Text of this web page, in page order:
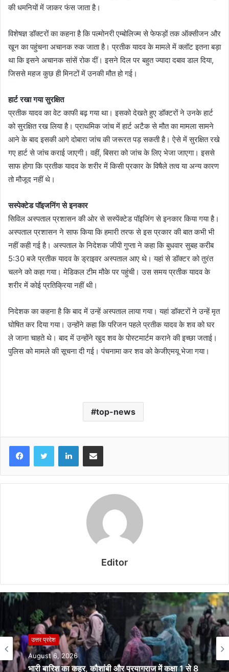
की धमनियों में जाकर फंस जाता है।
विशेषज्ञ डॉक्टरों का कहना है कि पल्मोनरी एम्बोलिज्म से फेफड़ों तक ऑक्सीजन और
खून का पहुंचना अचानक रुक जाता है। प्रतीक यादव के मामले में क्लॉट इतना बड़ा
था कि इसने अचानक सांसें रोक दीं। इसने दिल पर बहुत ज्यादा दबाव डाल दिया,
जिससे महज कुछ ही मिनटों में उनकी मौत हो गई।
हार्ट रखा गया सुरक्षित
प्रतीक यादव का वेट काफी बढ़ गया था। इसको देखते हुए डॉक्टरों ने उनके हार्ट
को सुरक्षित रख लिया है। प्राथमिक जांच में हार्ट अटैक से मौत का मामला सामने
आने के बाद इसकी आगे दोबारा जांच की जरूरत पड़ सकती है। ऐसे में सुरक्षित रखे
गए हार्ट से जांच कराई जाएगी। वहीं, बिसरा को जांच के लिए भेजा जाएगा। इससे
साफ होगा कि प्रतीक यादव के शरीर में किसी प्रकार के विषैले तत्व या अन्य कारण
तो मौजूद नहीं थे।
सस्पेक्टेड पॉइजनिंग से इनकार
सिविल अस्पताल प्रशासन की ओर से सस्पेंक्टेड पॉइजिंग से इनकार किया गया है।
अस्पताल प्रशासन ने साफ किया कि हमारी तरफ से इस प्रकार की बात कभी भी
नहीं कही गई है। अस्पताल के निदेशक जीपी गुप्ता ने कहा कि बुधवार सुबह करीब
5:30 बजे प्रतीक यादव के ड्राइवर अस्पताल आए थे। यहां से डॉक्टर को तुरंत
चलने को कहा गया। मेडिकल टीम मौके पर पहुंची। उस समय प्रतीक यादव के
शरीर में कोई प्रतिक्रिया नहीं थी।
निदेशक का कहना है कि बाद में उन्हें अस्पताल लाया गया। यहां डॉक्टरों ने उन्हें मृत
घोषित कर दिया गया। उन्होंने कहा कि परिजन पहले प्रतीक यादव के शव को घर
ले जाना चाहते थे। बाद में उन्होंने खुद शव के पोस्टमार्टम कराने की इच्छा जताई।
पुलिस को मामले की सूचना दी गई। पंचनामा कर शव को केजीएमयू भेजा गया।
top-news
LinkedInShare via Email
Editor
उत्तर प्रदेश
बिहार
August 6, 2026